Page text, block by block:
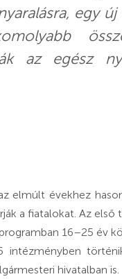
egy
az egész
elmúlt évekhez
a fiatalokat. Az első
16–25 év
intézményben
hivatalban is.